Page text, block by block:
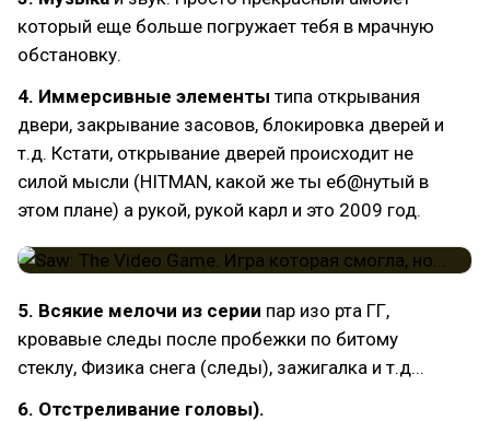
который еще больше погружает тебя в мрачную
обстановку.
4. Иммерсивные элементы типа открывания
двери, закрывание засовов, блокировка дверей и
т.д. Кстати, открывание дверей происходит не
силой мысли (HITMAN, какой же ты еб@нутый в
этом плане) а рукой, рукой карл и это 2009 год.
5. Всякие мелочи из серии пар изо рта ГГ,
кровавые следы после пробежки по битому
стеклу, Физика снега (следы), зажигалка и т.д...
6. Отстреливание головы).